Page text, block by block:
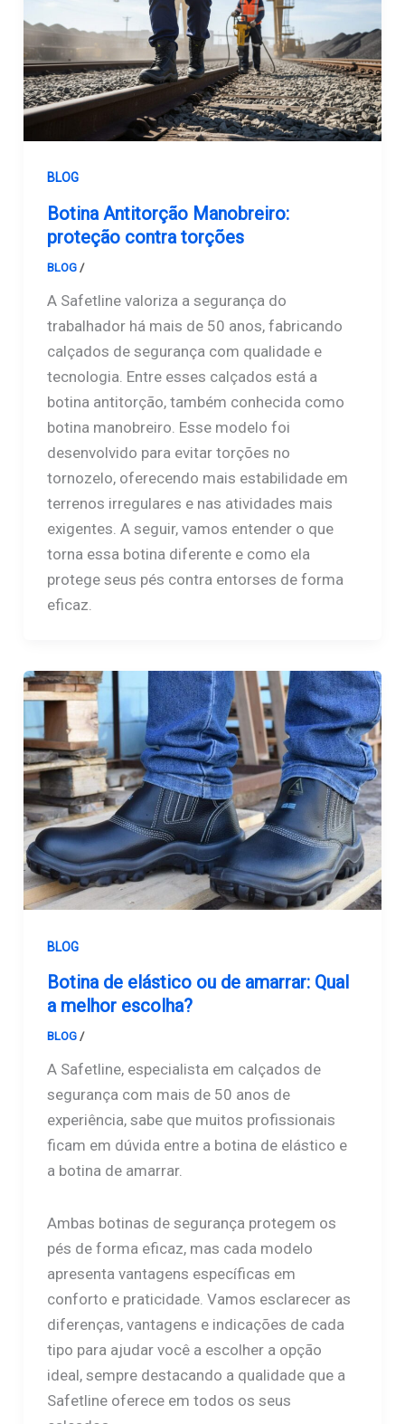
BLOG
Botina Antitorção Manobreiro:
proteção contra torções
BLOG/
A Safetline valoriza a segurança do
trabalhador há mais de 50 anos, fabricando
calçados de segurança com qualidade e
tecnologia. Entre esses calçados está a
botina antitorção, também conhecida como
botina manobreiro. Esse modelo foi
desenvolvido para evitar torções no
tornozelo, oferecendo mais estabilidade em
terrenos irregulares e nas atividades mais
exigentes. A seguir, vamos entender o que
torna essa botina diferente e como ela
protege seus pés contra entorses de forma
eficaz.
BLOG
Botina de elástico ou de amarrar: Qual
a melhor escolha?
BLOG/
A Safetline, especialista em calçados de
segurança com mais de 50 anos de
experiência, sabe que muitos profissionais
ficam em dúvida entre a botina de elástico e
a botina de amarrar.
Ambas botinas de segurança protegem os
pés de forma eficaz, mas cada modelo
apresenta vantagens específicas em
conforto e praticidade. Vamos esclarecer as
diferenças, vantagens e indicações de cada
tipo para ajudar você a escolher a opção
ideal, sempre destacando a qualidade que a
Safetline oferece em todos os seus